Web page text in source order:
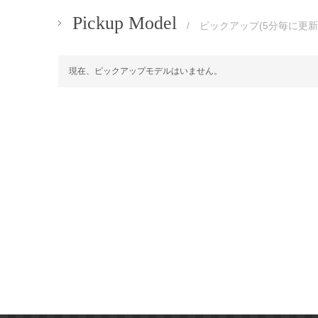
Pickup Model / ピックアップ(5分毎に更
現在、ピックアップモデルはいません。